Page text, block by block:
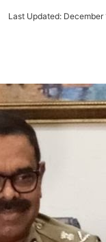
Last Updated: December